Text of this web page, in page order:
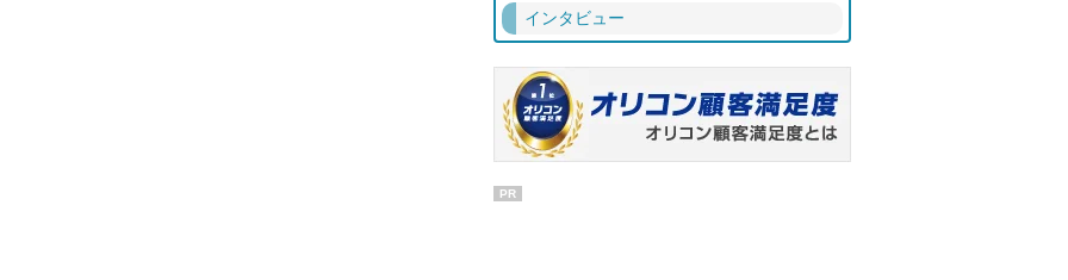
インタビュー
PR